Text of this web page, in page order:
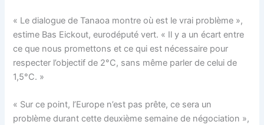
« Le dialogue de Tanaoa montre où est le vrai problème »,
estime Bas Eickout, eurodéputé vert. « Il y a un écart entre
ce que nous promettons et ce qui est nécessaire pour
respecter l’objectif de 2°C, sans même parler de celui de
1,5°C. »
« Sur ce point, l’Europe n’est pas prête, ce sera un
problème durant cette deuxième semaine de négociation »,